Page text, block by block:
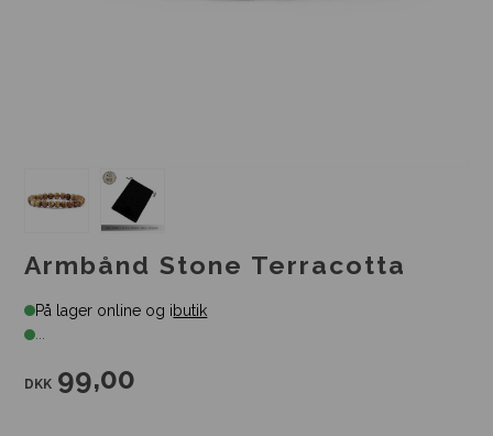
Armbånd Stone Terracotta
På lager online og ibutik
...
DKK 99,00